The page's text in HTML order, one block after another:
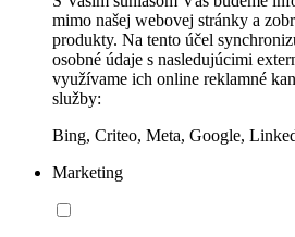
mimo našej webovej stránky a
produkty. Na tento účel
osobné údaje s nasledujúcimi
využívame ich online reklamné
služby:
Bing, Criteo, Meta, Google,
Marketing